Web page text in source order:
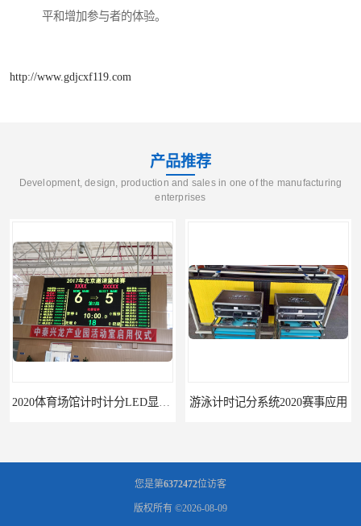
平和增加参与者的体验。
http://www.gdjcxf119.com
产品推荐
Development, design, production and sales in one of the manufacturing
enterprises
游泳计时记分系统2020赛事应用 游泳计时系统赛事2020新研发
您是第6372472位访客
版权所有 ©2026-08-09